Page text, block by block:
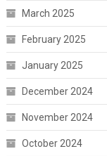
March 2025
February 2025
January 2025
December 2024
November 2024
October 2024